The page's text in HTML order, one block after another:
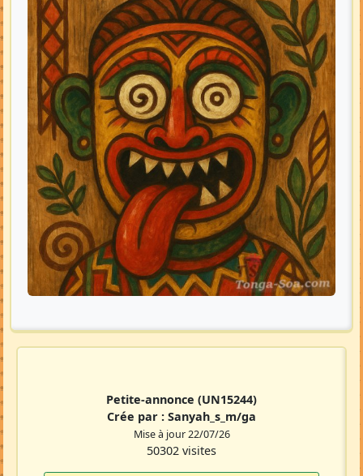
Petite-annonce (UN15244)
Crée par : Sanyah_s_m/ga
Mise à jour 22/07/26
50302 visites